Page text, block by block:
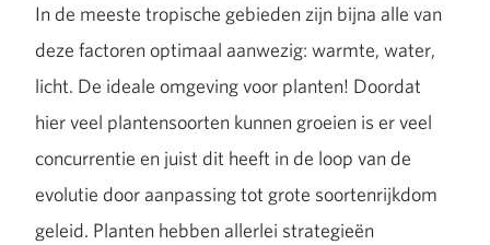
In de meeste tropische gebieden zijn bijna alle van
deze factoren optimaal aanwezig: warmte, water,
licht. De ideale omgeving voor planten! Doordat
hier veel plantensoorten kunnen groeien is er veel
concurrentie en juist dit heeft in de loop van de
evolutie door aanpassing tot grote soortenrijkdom
geleid. Planten hebben allerlei strategieën